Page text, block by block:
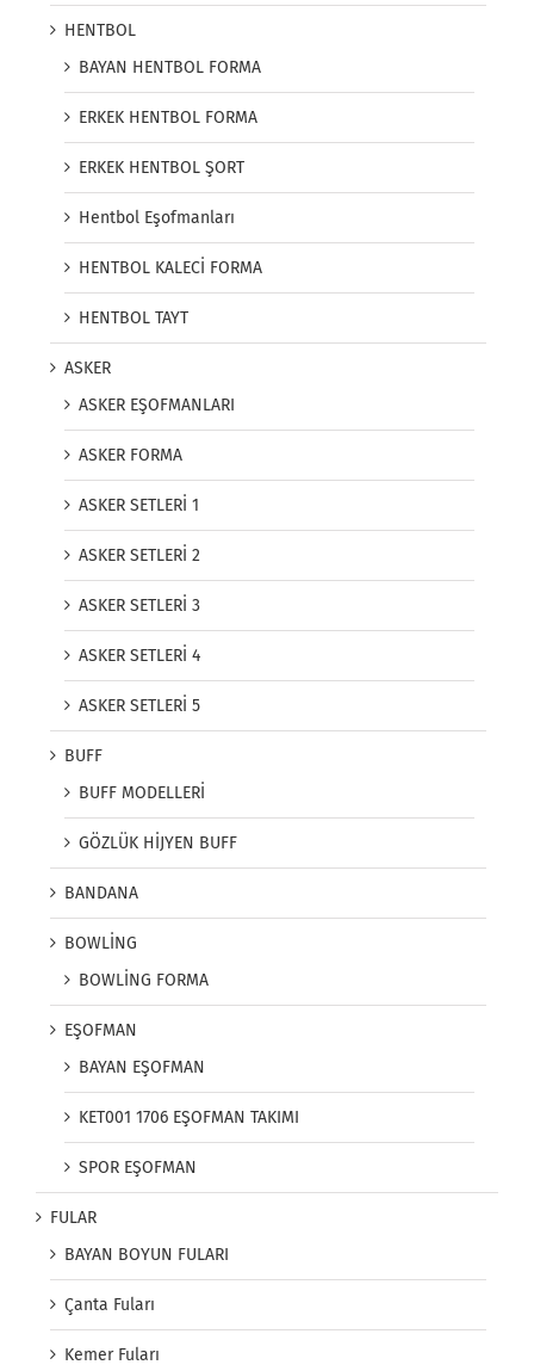
HENTBOL
BAYAN HENTBOL FORMA
ERKEK HENTBOL FORMA
ERKEK HENTBOL ŞORT
Hentbol Eşofmanları
HENTBOL KALECİ FORMA
HENTBOL TAYT
ASKER
ASKER EŞOFMANLARI
ASKER FORMA
ASKER SETLERİ 1
ASKER SETLERİ 2
ASKER SETLERİ 3
ASKER SETLERİ 4
ASKER SETLERİ 5
BUFF
BUFF MODELLERİ
GÖZLÜK HİJYEN BUFF
BANDANA
BOWLİNG
BOWLİNG FORMA
EŞOFMAN
BAYAN EŞOFMAN
KET001 1706 EŞOFMAN TAKIMI
SPOR EŞOFMAN
FULAR
BAYAN BOYUN FULARI
Çanta Fuları
Kemer Fuları